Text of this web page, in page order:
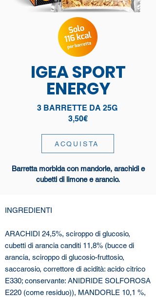
IGEA SPORT
ENERGY
3 BARRETTE DA 25G
3,50€
ACQUISTA
Barretta morbida con mandorle, arachidi e
cubetti di limone e arancio.
INGREDIENTI
ARACHIDI 24,5%, sciroppo di glucosio,
cubetti di arancia canditi 11,8% (bucce di
arancia, sciroppo di glucosio-fruttosio,
saccarosio, correttore di acidità: acido citrico
E330; conservante: ANIDRIDE SOLFOROSA
E220 (come residuo)), MANDORLE 10,1 %,